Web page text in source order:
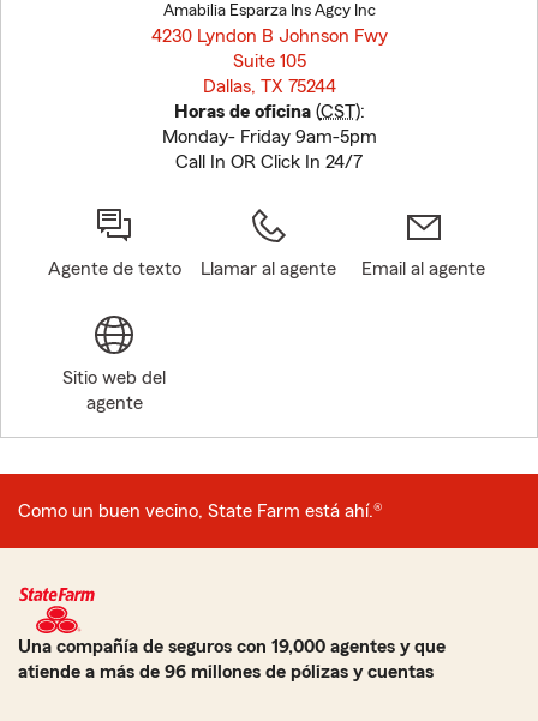
Amabilia Esparza Ins Agcy Inc
4230 Lyndon B Johnson Fwy
Suite 105
Dallas, TX 75244
Horas de oficina(CST):
Monday- Friday 9am-5pm
Call In OR Click In 24/7
Agente de texto Llamar al agente Email al agente
Sitio web del
agente
Como un buen vecino, State Farm está ahí.®
Una compañía de seguros con 19,000 agentes y que
atiende a más de 96 millones de pólizas y cuentas